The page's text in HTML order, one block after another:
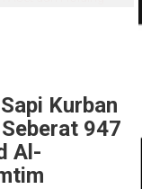
Kurban
947
Al-